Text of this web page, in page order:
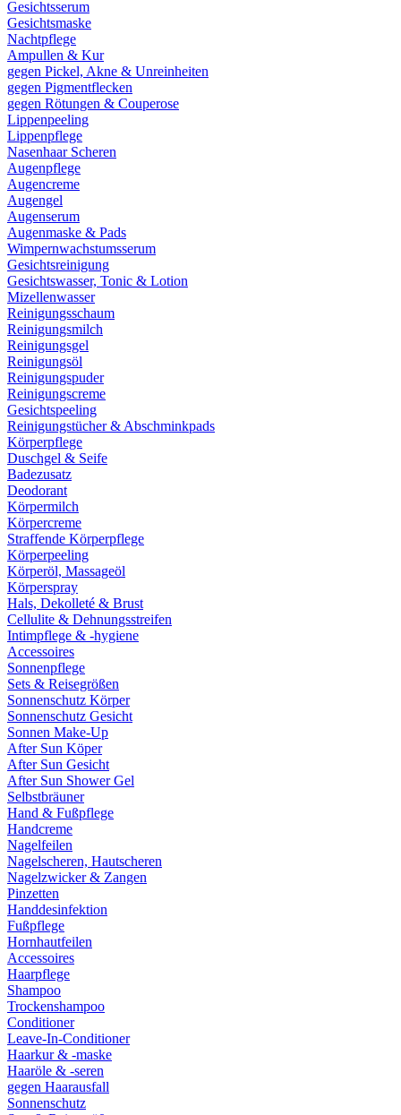
Gesichtsserum
Gesichtsmaske
Nachtpflege
Ampullen & Kur
gegen Pickel, Akne & Unreinheiten
gegen Pigmentflecken
gegen Rötungen & Couperose
Lippenpeeling
Lippenpflege
Nasenhaar Scheren
Augenpflege
Augencreme
Augengel
Augenserum
Augenmaske & Pads
Wimpernwachstumsserum
Gesichtsreinigung
Gesichtswasser, Tonic & Lotion
Mizellenwasser
Reinigungsschaum
Reinigungsmilch
Reinigungsgel
Reinigungsöl
Reinigungspuder
Reinigungscreme
Gesichtspeeling
Reinigungstücher & Abschminkpads
Körperpflege
Duschgel & Seife
Badezusatz
Deodorant
Körpermilch
Körpercreme
Straffende Körperpflege
Körperpeeling
Körperöl, Massageöl
Körperspray
Hals, Dekolleté & Brust
Cellulite & Dehnungsstreifen
Intimpflege & -hygiene
Accessoires
Sonnenpflege
Sets & Reisegrößen
Sonnenschutz Körper
Sonnenschutz Gesicht
Sonnen Make-Up
After Sun Köper
After Sun Gesicht
After Sun Shower Gel
Selbstbräuner
Hand & Fußpflege
Handcreme
Nagelfeilen
Nagelscheren, Hautscheren
Nagelzwicker & Zangen
Pinzetten
Handdesinfektion
Fußpflege
Hornhautfeilen
Accessoires
Haarpflege
Shampoo
Trockenshampoo
Conditioner
Leave-In-Conditioner
Haarkur & -maske
Haaröle & -seren
gegen Haarausfall
Sonnenschutz